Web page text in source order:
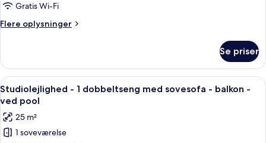
-
soveværelse
Gratis Wi-Fi
Flere oplysninger
Flere
lejlighed
1
soveværelse
balkon
Se priser
Indlæs
alle
billeder
af
Studiolejlighed
En balkon med et glastilbøde, en
15
Studiolejlighed - 1 dobbeltseng med sovesofa - balkon -
ved pool
25 m²
1 soveværelse